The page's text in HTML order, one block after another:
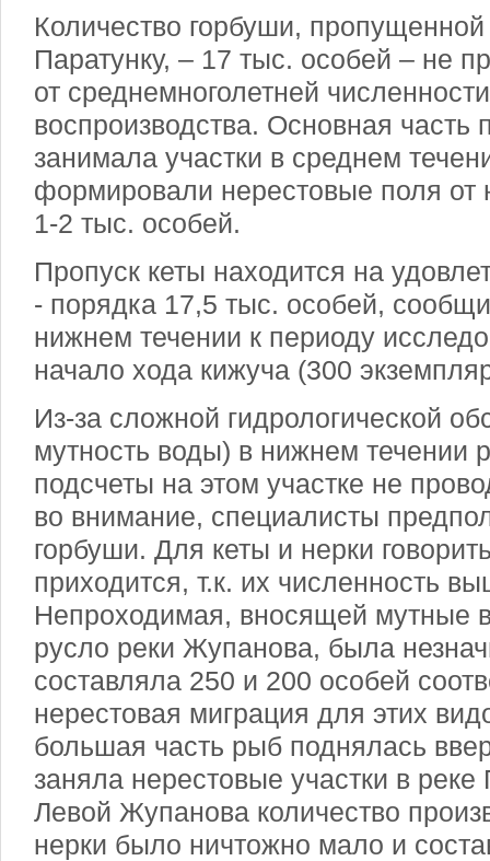
Количество горбуши,
Паратунку, – 17 тыс. особей – не
от среднемноголетней
воспроизводства. Основная часть
занимала участки в среднем
формировали нерестовые поля от
1-2 тыс. особей.
Пропуск кеты находится на
- порядка 17,5 тыс. особей,
нижнем течении к периоду
начало хода кижуча (300
Из-за сложной гидрологической
мутность воды) в нижнем течении
подсчеты на этом участке не
во внимание, специалисты
горбуши. Для кеты и нерки
приходится, т.к. их численность
Непроходимая, вносящей мутные
русло реки Жупанова, была
составляла 250 и 200 особей
нерестовая миграция для этих
большая часть рыб поднялась
заняла нерестовые участки в
Левой Жупанова количество
нерки было ничтожно мало и